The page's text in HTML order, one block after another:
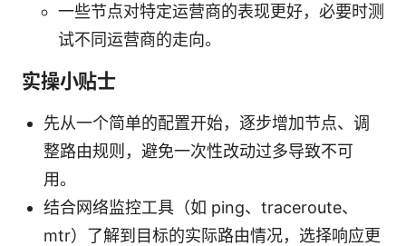
一些节点对特定运营商的表现更好，必要时测
试不同运营商的走向。
实操小贴士
先从一个简单的配置开始，逐步增加节点、调
整路由规则，避免一次性改动过多导致不可
用。
结合网络监控工具（如 ping、traceroute、
mtr）了解到目标的实际路由情况，选择响应更